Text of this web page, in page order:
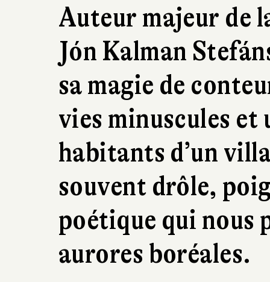
Auteur majeur de
Jón Kalman
sa magie de
vies minuscules et
habitants d’un
souvent drôle,
poétique qui nous
aurores boréales.